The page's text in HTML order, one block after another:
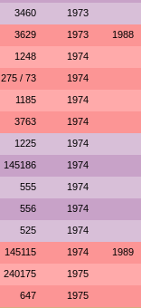
3460 1973
3629 1973 1988
1248 1974
275 / 73 1974
1185 1974
3763 1974
1225 1974
145186 1974
555 1974
556 1974
525 1974
145115 1974 1989
240175 1975
647 1975